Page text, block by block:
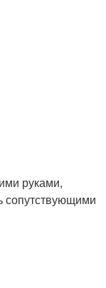
руками,
сопутствующими